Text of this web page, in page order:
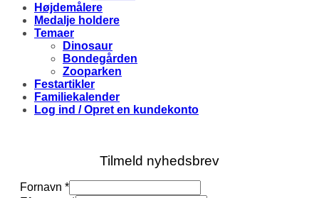
Højdemålere
Medalje holdere
Temaer
Dinosaur
Bondegården
Zooparken
Festartikler
Familiekalender
Log ind / Opret en kundekonto
Tilmeld nyhedsbrev
Fornavn *